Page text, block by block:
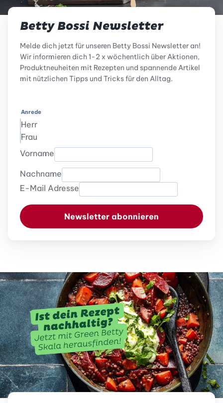
Betty Bossi Newsletter
Melde dich jetzt für unseren Betty Bossi Newsletter an!
Wir informieren dich 1-2 x wöchentlich über Aktionen,
Produktneuheiten mit Rezepten und spannende Artikel
mit nützlichen Tipps und Tricks für den Alltag.
Anrede
Herr
Frau
Vorname
Nachname
E-Mail Adresse
Newsletter abonnieren